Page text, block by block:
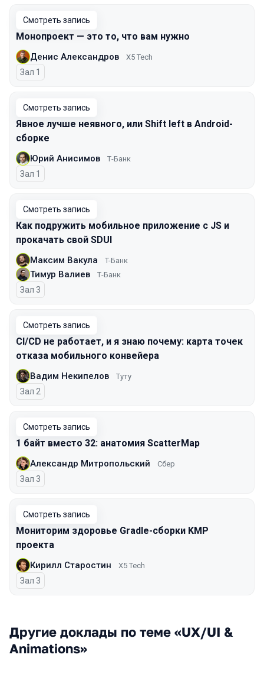
Смотреть запись
Монопроект — это то, что вам нужно
Денис Александров X5 Tech
Зал 1
Смотреть запись
Явное лучше неявного, или Shift left в Android-
сборке
Юрий Анисимов Т-Банк
Зал 1
Смотреть запись
Как подружить мобильное приложение с JS и
прокачать свой SDUI
Максим Вакула T-Банк
Тимур Валиев Т-Банк
Зал 3
Смотреть запись
CI/CD не работает, и я знаю почему: карта точек
отказа мобильного конвейера
Вадим Некипелов Туту
Зал 2
Смотреть запись
1 байт вместо 32: анатомия ScatterMap
Александр Митропольский Сбер
Зал 3
Смотреть запись
Мониторим здоровье Gradle-сборки KMP
проекта
Кирилл Старостин X5 Tech
Зал 3
Другие доклады по теме «UX/UI &
Animations»